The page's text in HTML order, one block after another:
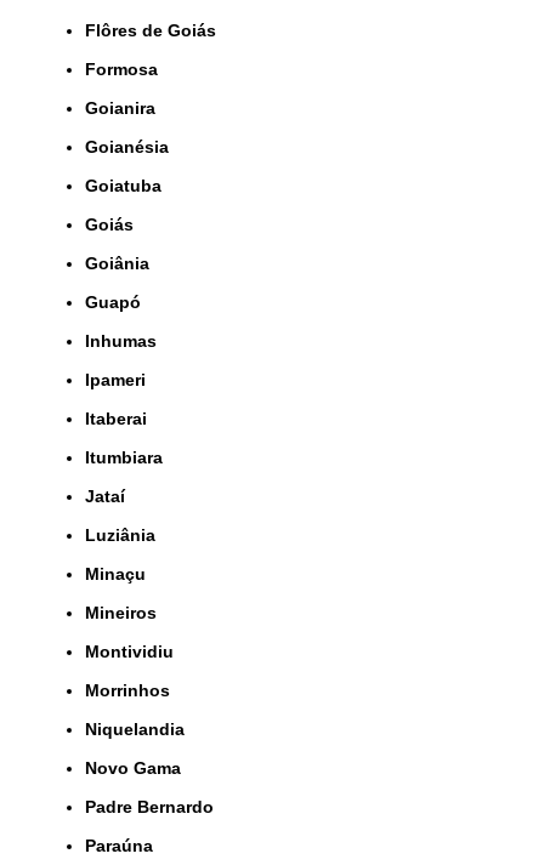
Flôres de Goiás
Formosa
Goianira
Goianésia
Goiatuba
Goiás
Goiânia
Guapó
Inhumas
Ipameri
Itaberai
Itumbiara
Jataí
Luziânia
Minaçu
Mineiros
Montividiu
Morrinhos
Niquelandia
Novo Gama
Padre Bernardo
Paraúna